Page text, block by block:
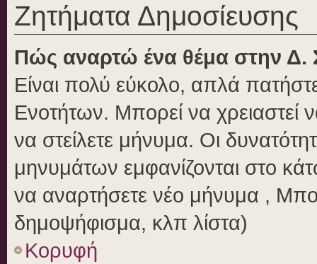
Ζητήματα Δημοσίευσης
Πώς αναρτώ ένα θέμα στην Δ.
Είναι πολύ εύκολο, απλά
Ενοτήτων. Μπορεί να χρειαστεί
να στείλετε μήνυμα. Οι
μηνυμάτων εμφανίζονται στο
να αναρτήσετε νέο μήνυμα ,
δημοψήφισμα, κλπ λίστα)
Κορυφή